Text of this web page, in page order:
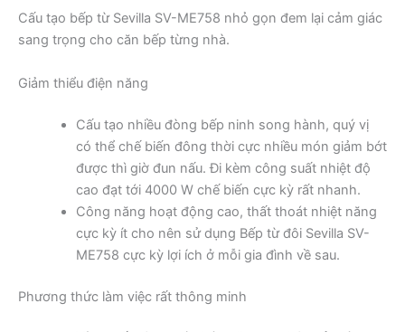
Cấu tạo bếp từ Sevilla SV-ME758 nhỏ gọn đem lại cảm giác
sang trọng cho căn bếp từng nhà.
Giảm thiểu điện năng
Cấu tạo nhiều đòng bếp ninh song hành, quý vị
có thể chế biến đông thời cực nhiều món giảm bớt
được thì giờ đun nấu. Đi kèm công suất nhiệt độ
cao đạt tới 4000 W chế biến cực kỳ rất nhanh.
Công năng hoạt động cao, thất thoát nhiệt năng
cực kỳ ít cho nên sử dụng Bếp từ đôi Sevilla SV-
ME758 cực kỳ lợi ích ở mỗi gia đình về sau.
Phương thức làm việc rất thông minh